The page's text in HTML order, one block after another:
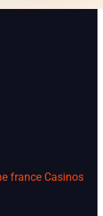
france Casinos